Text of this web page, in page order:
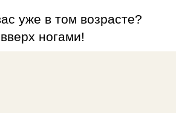
уже в том возрасте?
ногами!